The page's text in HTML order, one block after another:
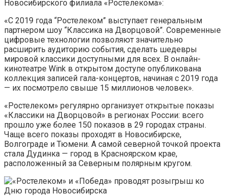
Новосибирского филиала «Ростелекома»:
«С 2019 года “Ростелеком” выступает генеральным
партнером шоу “Классика на Дворцовой”. Современные
цифровые технологии позволяют значительно
расширить аудиторию события, сделать шедевры
мировой классики доступными для всех. В онлайн-
кинотеатре Wink в открытом доступе опубликована
коллекция записей гала-концертов, начиная с 2019 года
— их посмотрело свыше 15 миллионов человек».
«Ростелеком» регулярно организует открытые показы
«Классики на Дворцовой» в регионах России: всего
прошло уже более 150 показов в 29 городах страны.
Чаще всего показы проходят в Новосибирске,
Волгограде и Тюмени. А самой северной точкой проекта
стала Дудинка — город в Красноярском крае,
расположенный за Северным полярным кругом.